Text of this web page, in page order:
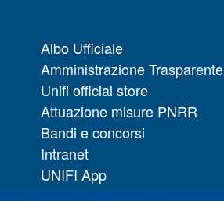
Albo Ufficiale
Amministrazione Trasparente
Unifi official store
Attuazione misure PNRR
Bandi e concorsi
Intranet
UNIFI App